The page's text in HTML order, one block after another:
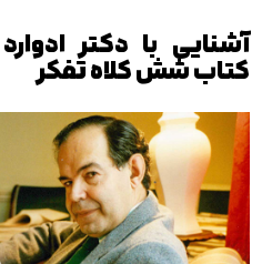
آشنایی با دکتر
کتاب شش کلاه تفکر